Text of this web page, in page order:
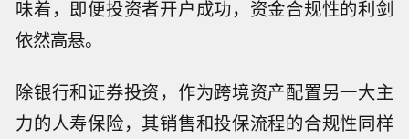
味着，即便投资者开户成功，资金合规性的利剑
依然高悬。
除银行和证券投资，作为跨境资产配置另一大主
力的人寿保险，其销售和投保流程的合规性同样